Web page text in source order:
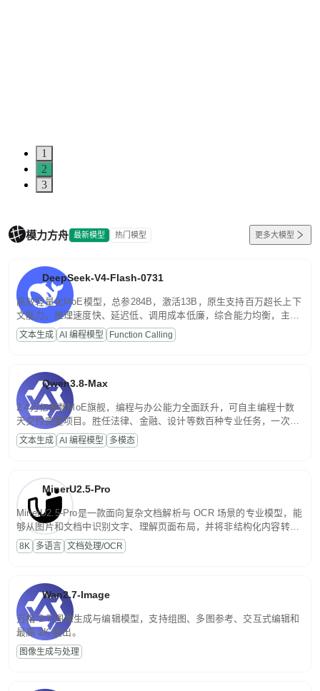
1
2
3
模力方舟 最新模型 热门模型 更多大模型
DeepSeek-V4-Flash-0731
高效轻量化MoE模型，总参284B，激活13B，原生支持百万超长上下
文能力。推理速度快、延迟低、调用成本低廉，综合能力均衡，主打
高并发、轻量化任务，适合日常对话、内容创作、基础 RAG、批量
文案处理等普惠刚需场景。
文本生成 AI 编程模型 Function Calling
Qwen3.8-Max
2.4万亿参数MoE旗舰，编程与办公能力全面跃升，可自主编程十数
天交付完整项目。胜任法律、金融、设计等数百种专业任务，一次对
话端到端交付生产级成果。原生视觉理解贯穿规划、执行与验证全流
程，支持超长文档与长视频的深度语义解析。长程任务中自主规划与
文本生成 AI 编程模型 多模态
MinerU2.5-Pro
MinerU2.5-Pro是一款面向复杂文档解析与 OCR 场景的专业模型，能
够从图片和文档中识别文字、理解页面布局，并将非结构化内容转换
为便于存储、检索和二次处理的结构化结果。
8K 多语言 文档处理/OCR
Wan2.7-Image
万相 2.7 图像生成与编辑模型，支持组图、多图参考、交互式编辑和
最高 2K 输出。
图像生成与处理